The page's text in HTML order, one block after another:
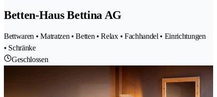
Betten-Haus Bettina AG
Bettwaren • Matratzen • Betten • Relax • Fachhandel • Einrichtungen
• Schränke
Geschlossen